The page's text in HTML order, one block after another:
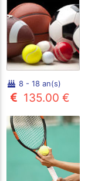
8 - 18 an(s)
135.00 €